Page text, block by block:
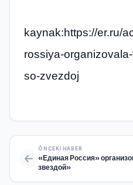
kaynak:https://er.ru/
rossiya-
so-zvezdoj
ÖNCEKI HABER
«Единая Россия»
звездой»